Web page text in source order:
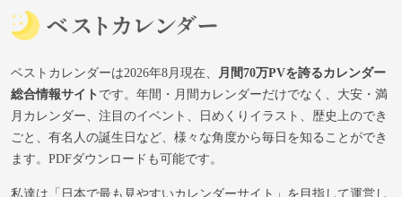
ベストカレンダーは2026年8月現在、
月間70万PVを誇るカレンダー
総合情報サイトです。年間・月間カレンダーだけでなく、大安・満
月カレンダー、注目のイベント、日めくりイラスト、歴史上のでき
ごと、有名人の誕生日など、様々な角度から毎日を知ることができ
ます。PDFダウンロードも可能です。
私達は「日本で最も見やすいカレンダーサイト」を目指して運営し